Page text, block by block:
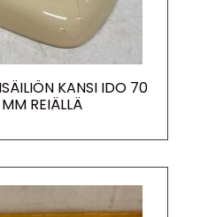
KANSI IDO 70
REIÄLLÄ